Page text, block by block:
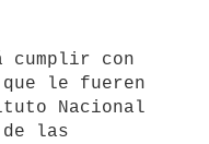
le fueren
Nacional
las